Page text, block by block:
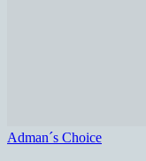
Adman´s Choice